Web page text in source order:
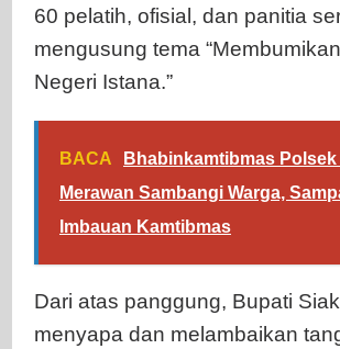
60 pelatih, ofisial, dan panitia
mengusung tema
Negeri Istana.”
BACA
Bhabinkamtibmas
Merawan Sambangi Warga,
Imbauan Kamtibmas
Dari atas panggung, Bupati
menyapa dan melambaikan